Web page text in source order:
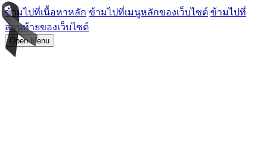
ข้ามไปที่เนื้อหาหลัก ข้ามไปที่เมนูหลักของเว็บไซต์ ข้ามไปที่
ส่วนท้ายของเว็บไซต์
Open Menu